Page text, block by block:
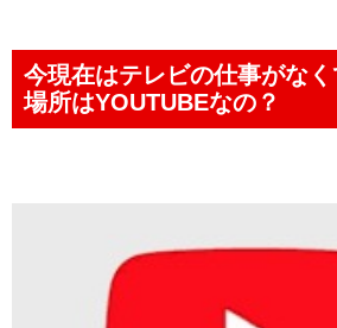
今現在はテレビの仕事がな
場所はYOUTUBEなの？